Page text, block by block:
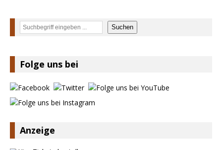
Suchen Suchen
Folge uns bei
Anzeige